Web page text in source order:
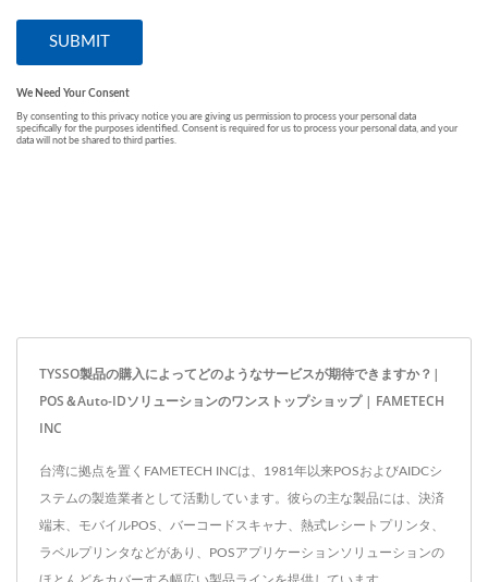
TYSSO製品の購入によってどのようなサービスが期待できますか？|
POS＆Auto-IDソリューションのワンストップショップ | FAMETECH
INC
台湾に拠点を置くFAMETECH INCは、1981年以来POSおよびAIDCシ
ステムの製造業者として活動しています。彼らの主な製品には、決済
端末、モバイルPOS、バーコードスキャナ、熱式レシートプリンタ、
ラベルプリンタなどがあり、POSアプリケーションソリューションの